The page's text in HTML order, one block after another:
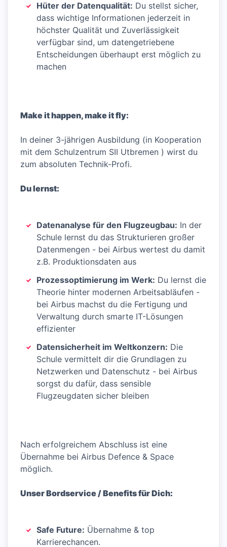
Hüter der Datenqualität: Du stellst sicher,
dass wichtige Informationen jederzeit in
höchster Qualität und Zuverlässigkeit
verfügbar sind, um datengetriebene
Entscheidungen überhaupt erst möglich zu
machen
Make it happen, make it fly:
In deiner 3-jährigen Ausbildung (in Kooperation
mit dem Schulzentrum SII Utbremen ) wirst du
zum absoluten Technik-Profi.
Du lernst:
Datenanalyse für den Flugzeugbau: In der
Schule lernst du das Strukturieren großer
Datenmengen - bei Airbus wertest du damit
z.B. Produktionsdaten aus
Prozessoptimierung im Werk: Du lernst die
Theorie hinter modernen Arbeitsabläufen -
bei Airbus machst du die Fertigung und
Verwaltung durch smarte IT-Lösungen
effizienter
Datensicherheit im Weltkonzern: Die
Schule vermittelt dir die Grundlagen zu
Netzwerken und Datenschutz - bei Airbus
sorgst du dafür, dass sensible
Flugzeugdaten sicher bleiben
Nach erfolgreichem Abschluss ist eine
Übernahme bei Airbus Defence & Space
möglich.
Unser Bordservice / Benefits für Dich:
Safe Future: Übernahme & top
Karrierechancen.